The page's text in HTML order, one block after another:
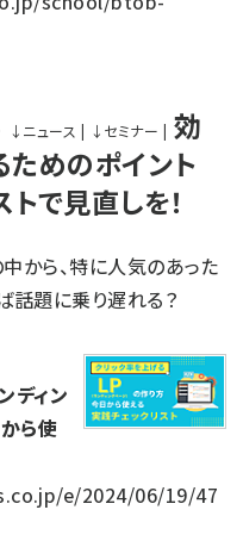
↓ ニュース | ↓ セミナー | 効
めのポイント
で見直しを！
から、特に人気のあった
話題に乗り遅れる？
ディン
ら使
e/2024/06/19/47